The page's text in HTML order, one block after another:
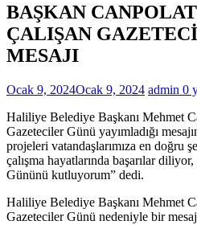
BAŞKAN
ÇALIŞAN
MESAJI
Ocak 9, 2024Ocak 9, 2024 admin 0
Haliliye Belediye Başkanı Mehmet
Gazeteciler Günü yayımladığı
projeleri vatandaşlarımıza en doğru
çalışma hayatlarında başarılar
Gününü kutluyorum” dedi.
Haliliye Belediye Başkanı Mehmet
Gazeteciler Günü nedeniyle bir mesaj